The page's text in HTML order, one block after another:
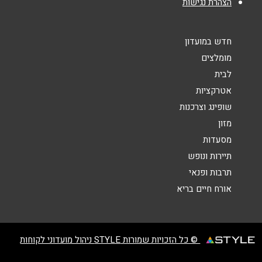
חדש במועדון
מומלצים
לבית
אטרקציות
שופינג וצרכנות
מזון
מסעדות
תיירות ונופש
תרבות ופנאי
אורח חיים בריא
© כל הזכויות שמורות STYLE ניהול מועדוני לקוחות